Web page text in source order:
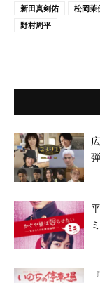
新田真剣佑
松岡茉
野村周平